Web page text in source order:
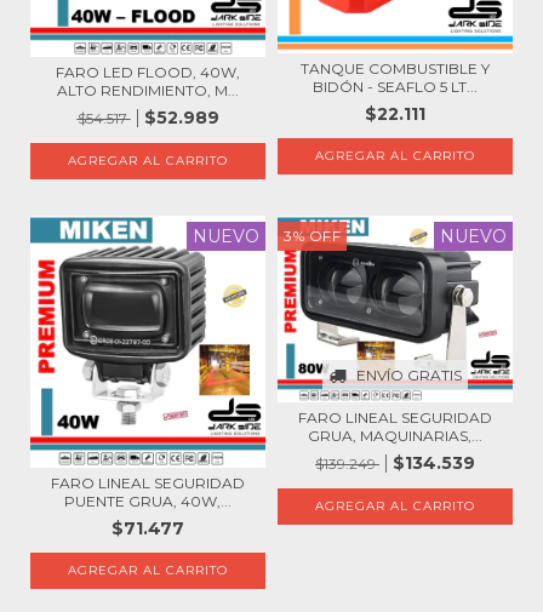
FARO LED FLOOD, 40W,
ALTO RENDIMIENTO, M...
$54.517
$52.989
TANQUE COMBUSTIBLE Y
BIDÓN - SEAFLO 5 LT...
$22.111
NUEVO
FARO LINEAL SEGURIDAD
PUENTE GRUA, 40W,...
$71.477
3% OFF
ENVÍO GRATIS
NUEVO
FARO LINEAL SEGURIDAD
GRUA, MAQUINARIAS,...
$139.249
$134.539